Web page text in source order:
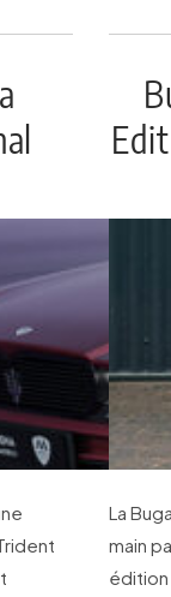
La
main
édition